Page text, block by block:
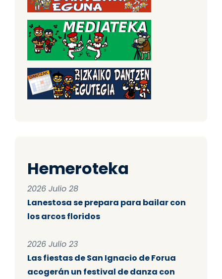
Hemeroteka
2026 Julio 28
Lanestosa se prepara para bailar con
los arcos floridos
2026 Julio 23
Las fiestas de San Ignacio de Forua
acogerán un festival de danza con